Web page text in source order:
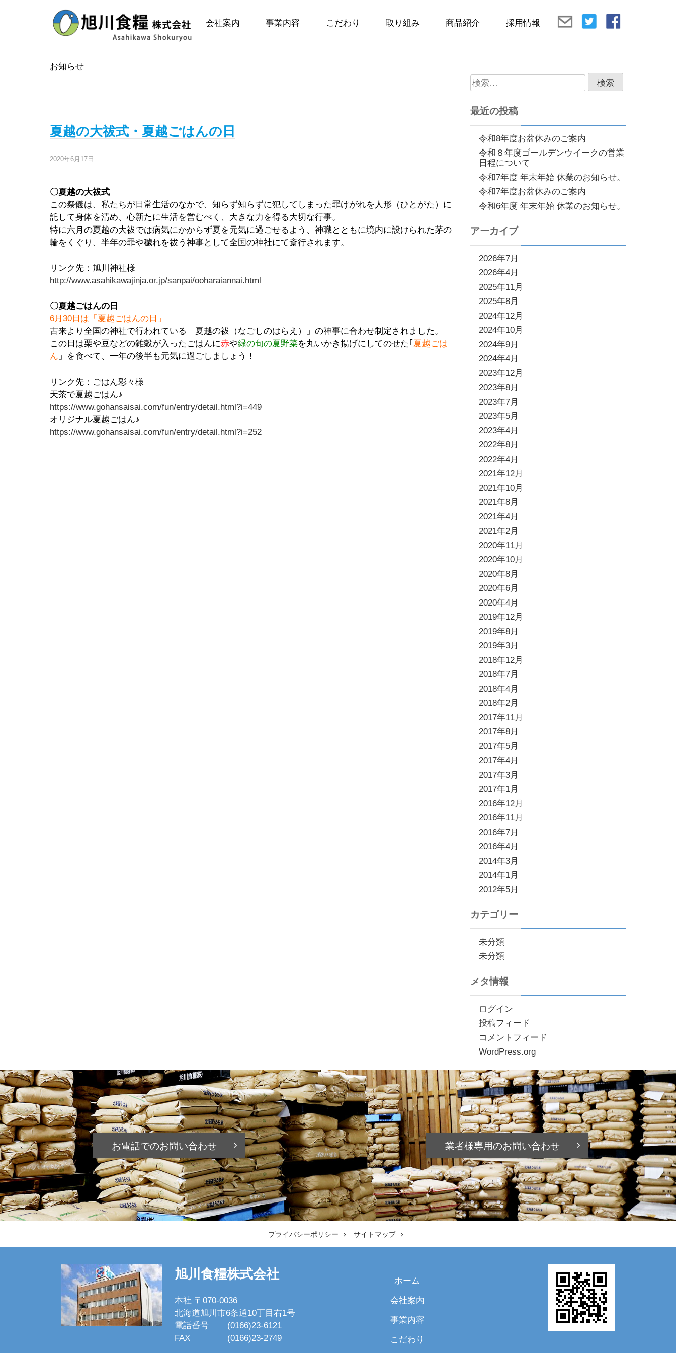
to
content
会社案内 事業内容 こだわり 取り組み 商品紹介 採用情報
お知らせ
夏越の大祓式・夏越ごはんの日
2020年6月17日
〇夏越の大祓式
この祭儀は、私たちが日常生活のなかで、知らず知らずに犯してしまった罪けがれを人形（ひとがた）に
託して身体を清め、心新たに生活を営むべく、大きな力を得る大切な行事。
特に六月の夏越の大祓では病気にかからず夏を元気に過ごせるよう、神職とともに境内に設けられた茅の
輪をくぐり、半年の罪や穢れを祓う神事として全国の神社にて斎行されます。
リンク先：旭川神社様
http://www.asahikawajinja.or.jp/sanpai/ooharaiannai.html
〇夏越ごはんの日
6月30日は「夏越ごはんの日」
古来より全国の神社で行われている「夏越の祓（なごしのはらえ）」の神事に合わせ制定されました。
この日は栗や豆などの雑穀が入ったごはんに赤や緑の旬の夏野菜を丸いかき揚げにしてのせた｢ 夏越ごは
ん 」を食べて、一年の後半も元気に過ごしましょう！
リンク先：ごはん彩々様
天茶で夏越ごはん♪
https://www.gohansaisai.com/fun/entry/detail.html?i=449
オリジナル夏越ごはん♪
https://www.gohansaisai.com/fun/entry/detail.html?i=252
検
索:
最近の投稿
令和8年度お盆休みのご案内
令和８年度ゴールデンウイークの営業
日程について
令和7年度 年末年始 休業のお知らせ。
令和7年度お盆休みのご案内
令和6年度 年末年始 休業のお知らせ。
アーカイブ
2026年7月
2026年4月
2025年11月
2025年8月
2024年12月
2024年10月
2024年9月
2024年4月
2023年12月
2023年8月
2023年7月
2023年5月
2023年4月
2022年8月
2022年4月
2021年12月
2021年10月
2021年8月
2021年4月
2021年2月
2020年11月
2020年10月
2020年8月
2020年6月
2020年4月
2019年12月
2019年8月
2019年3月
2018年12月
2018年7月
2018年4月
2018年2月
2017年11月
2017年8月
2017年5月
2017年4月
2017年3月
2017年1月
2016年12月
2016年11月
2016年7月
2016年4月
2014年3月
2014年1月
2012年5月
カテゴリー
未分類
未分類
メタ情報
ログイン
投稿フィード
コメントフィード
WordPress.org
お電話でのお問い合わせ 業者様専用のお問い合わせ
プライバシーポリシー サイトマップ
旭川食糧株式会社
本社 〒070-0036
北海道旭川市6条通10丁目右1号
電話番号
(0166)23-6121
FAX
(0166)23-2749
ホーム
会社案内
事業内容
こだわり